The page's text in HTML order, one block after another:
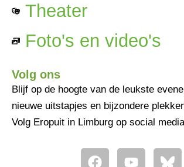
Theater
Foto's en video's
Volg ons
Blijf op de hoogte van de leukste
nieuwe uitstapjes en bijzondere
Volg Eropuit in Limburg op social
F
Y